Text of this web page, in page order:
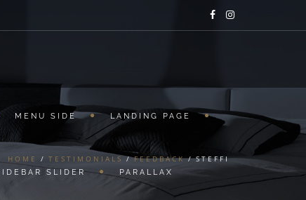
MENU SIDE LANDING PAGE
SLIDER PARALLAX
HOME TESTIMONIALS FEEDBACK STEFFI